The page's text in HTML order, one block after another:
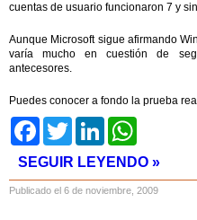
cuentas de usuario funcionaron 7 y
Aunque Microsoft sigue afirmando
varía mucho en cuestión de
antecesores.
Puedes conocer a fondo la prueba
FacebookTwitter LinkedIn
SEGUIR LEYENDO »
Publicado el 6 de noviembre, 2009